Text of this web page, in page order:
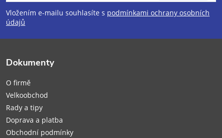
p
a
Vložením e-mailu souhlasíte s podmínkami ochrany osobních
údajů
Dokumenty
O firmě
Velkoobchod
Rady a tipy
Doprava a platba
Obchodní podmínky